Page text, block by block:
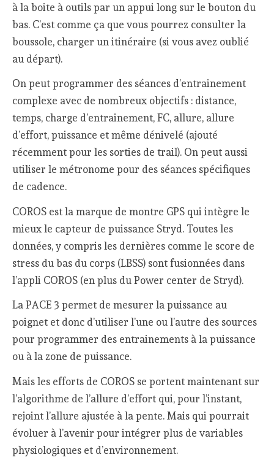
à la boite à outils par un appui long sur le bouton du
bas. C’est comme ça que vous pourrez consulter la
boussole, charger un itinéraire (si vous avez oublié
au départ).
On peut programmer des séances d’entrainement
complexe avec de nombreux objectifs : distance,
temps, charge d’entrainement, FC, allure, allure
d’effort, puissance et même dénivelé (ajouté
récemment pour les sorties de trail). On peut aussi
utiliser le métronome pour des séances spécifiques
de cadence.
COROS est la marque de montre GPS qui intègre le
mieux le capteur de puissance Stryd. Toutes les
données, y compris les dernières comme le score de
stress du bas du corps (LBSS) sont fusionnées dans
l’appli COROS (en plus du Power center de Stryd).
La PACE 3 permet de mesurer la puissance au
poignet et donc d’utiliser l’une ou l’autre des sources
pour programmer des entrainements à la puissance
ou à la zone de puissance.
Mais les efforts de COROS se portent maintenant sur
l’algorithme de l’allure d’effort qui, pour l’instant,
rejoint l’allure ajustée à la pente. Mais qui pourrait
évoluer à l’avenir pour intégrer plus de variables
physiologiques et d’environnement.